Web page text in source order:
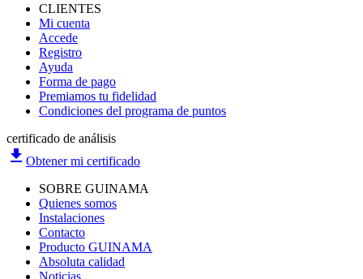
CLIENTES
Mi cuenta
Accede
Registro
Ayuda
Forma de pago
Premiamos tu fidelidad
Condiciones del programa de puntos
certificado de análisis
file_download Obtener mi certificado
SOBRE GUINAMA
Quienes somos
Instalaciones
Contacto
Producto GUINAMA
Absoluta calidad
Noticias